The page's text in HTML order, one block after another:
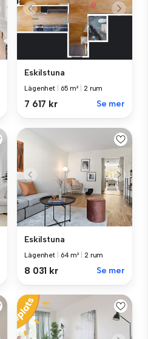
Eskilstuna
Lägenhet 65 m² 2 rum
7 617 kr Se mer
Eskilstuna
Lägenhet 64 m² 2 rum
8 031 kr Se mer